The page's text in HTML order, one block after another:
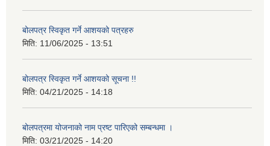
बोलपत्र स्विकृत गर्ने आशयको पत्रहरु
मिति: 11/06/2025 - 13:51
बोलपत्र स्विकृत गर्ने आशयको सूचना !!
मिति: 04/21/2025 - 14:18
बोलपत्रमा योजनाको नाम प्रष्ट पारिएको सम्बन्धमा ।
मिति: 03/21/2025 - 14:20